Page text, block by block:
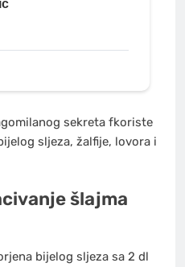
sekreta fkoriste
sljeza, žalfije, lovora i
šlajma
bijelog sljeza sa 2 dl